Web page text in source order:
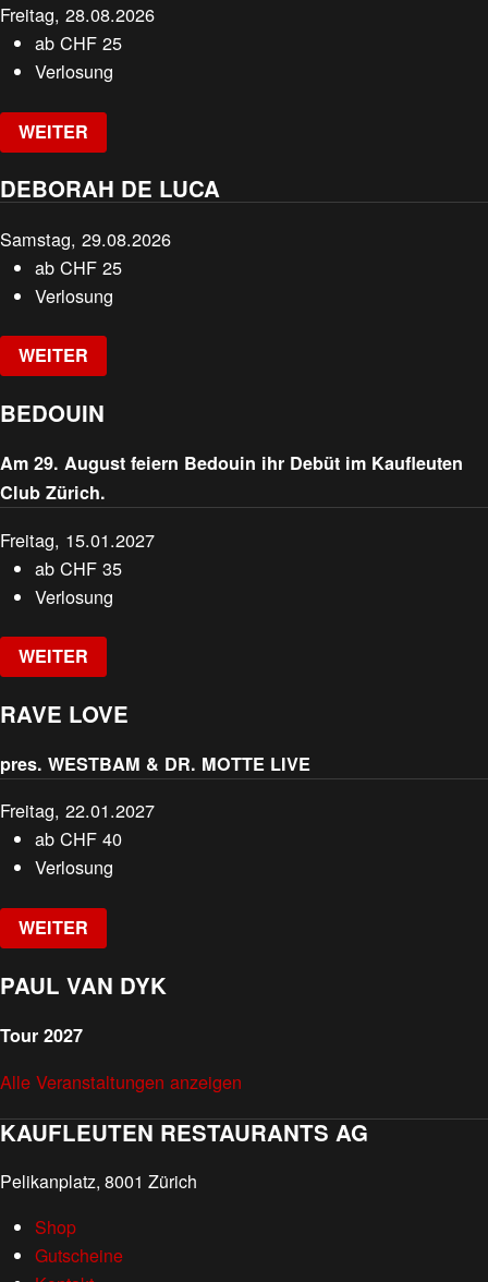
Freitag, 28.08.2026
abCHF 25
Verlosung
WEITER
DEBORAH DE LUCA
Samstag, 29.08.2026
abCHF 25
Verlosung
WEITER
BEDOUIN
Am 29. August feiern Bedouin ihr Debüt im Kaufleuten
Club Zürich.
Freitag, 15.01.2027
abCHF 35
Verlosung
WEITER
RAVE LOVE
pres. WESTBAM & DR. MOTTE LIVE
Freitag, 22.01.2027
abCHF 40
Verlosung
WEITER
PAUL VAN DYK
Tour 2027
Alle Veranstaltungen anzeigen
KAUFLEUTEN RESTAURANTS AG
Pelikanplatz, 8001 Zürich
Shop
Gutscheine